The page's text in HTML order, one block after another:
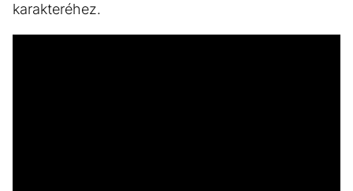
karakteréhez.